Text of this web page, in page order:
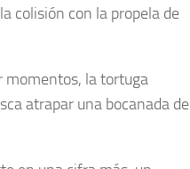
colisión con la propela de
momentos, la tortuga
atrapar una bocanada de